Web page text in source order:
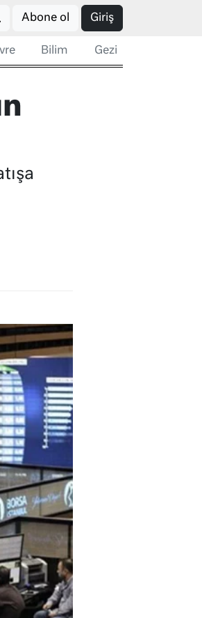
Abone ol Giriş
Bilim Gezi